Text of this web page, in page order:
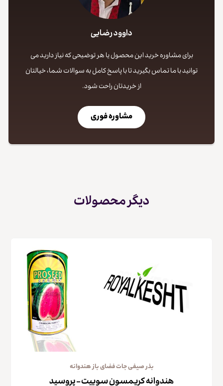
داوود رضایی
برای مشاوره خرید این محصول یا هر توضیحی که نیاز دارید می
توانید با ما تماس بگیرید تا با پاسخ کامل به سوالات شما، خیالتان
از خریدتان راحت شود.
مشاوره فوری
دیگر محصولات
بذر صیفی جات فضای باز هندوانه
هندوانه کریمسون سوییت – پروسید